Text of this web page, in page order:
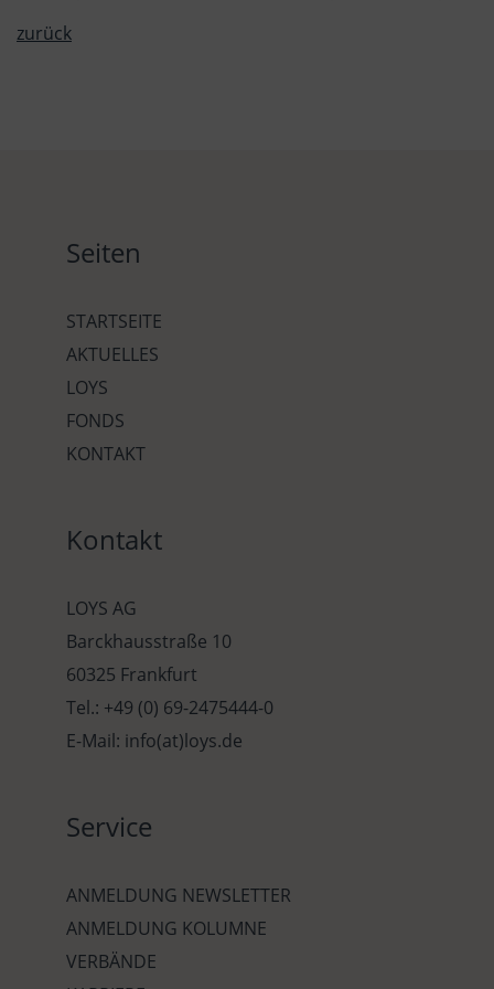
zurück
Seiten
STARTSEITE
AKTUELLES
LOYS
FONDS
KONTAKT
Kontakt
LOYS AG
Barckhausstraße 10
60325 Frankfurt
Tel.: +49 (0) 69-2475444-0
E-Mail: info(at)loys.de
Service
ANMELDUNG NEWSLETTER
ANMELDUNG KOLUMNE
VERBÄNDE